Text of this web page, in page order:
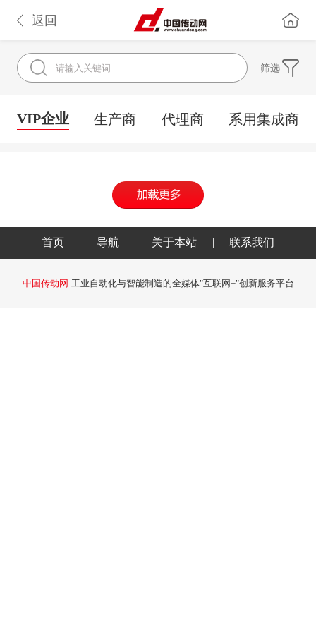
返回
筛选
VIP企业 生产商 代理商 系用集成商
首页 | 导航 | 关于本站 | 联系我们
中国传动网-工业自动化与智能制造的全媒体"互联网+"创新服务平台